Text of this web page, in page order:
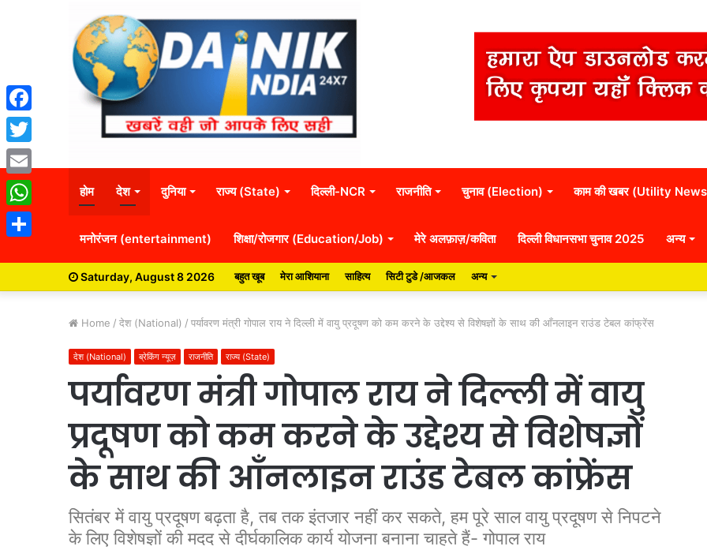
होम देश दुनिया राज्य (State) दिल्ली-NCR राजनीति चुनाव (Election) काम की खबर (Utility
मनोरंजन (entertainment) शिक्षा/रोजगार (Education/Job) मेरे अलफ़ाज़/कविता दिल्ली विधानसभा चुनाव 2025 अन्य
Saturday, August 8 2026 बहुत खूब मेरा आशियाना साहित्य सिटी टुडे /आजकल अन्य
Home / देश (National) / पर्यावरण मंत्री गोपाल राय ने दिल्ली में वायु प्रदूषण को कम करने के उद्देश्य से विशेषज्ञों के साथ की आँनलाइन राउंड टेबल कांफ्रेंस
देश (National) ब्रेकिंग न्यूज़ राजनीति राज्य (State)
पर्यावरण मंत्री गोपाल राय ने दिल्ली में वायु
प्रदूषण को कम करने के उद्देश्य से विशेषज्ञों
के साथ की आँनलाइन राउंड टेबल कांफ्रेंस
सितंबर में वायु प्रदूषण बढ़ता है, तब तक इंतजार नहीं कर सकते, हम पूरे साल वायु प्रदूषण से निपटने
के लिए विशेषज्ञों की मदद से दीर्घकालिक कार्य योजना बनाना चाहते हैं- गोपाल राय
Facebook
Twitter
Email
WhatsApp